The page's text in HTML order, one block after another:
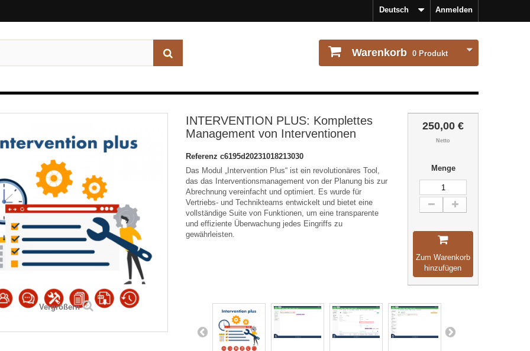
Anmelden
Deutsch
Warenkorb 0 Produkt
Vergrößern
INTERVENTION PLUS: Komplettes
Management von Interventionen
Referenz c6195d20231018213030
Das Modul „Intervention Plus“ ist ein revolutionäres Tool,
das das Interventionsmanagement von der Planung bis zur
Abrechnung vereinfacht und optimiert. Es wurde für
Vertriebs- und Technikteams entwickelt und bietet eine
vollständige Suite von Funktionen, um eine transparente
und effiziente Überwachung jedes Eingriffs zu
gewährleisten.
250,00 €
Netto
Menge
Zum Warenkorb
hinzufügen